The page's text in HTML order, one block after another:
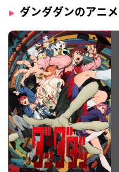
ダンダダンのアニ